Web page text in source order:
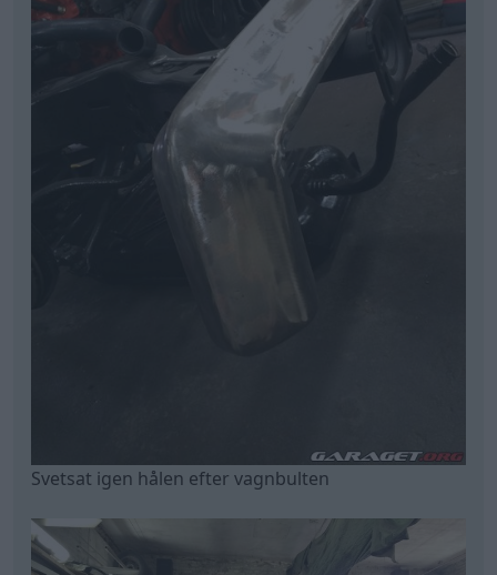
Svetsat igen hålen efter vagnbulten